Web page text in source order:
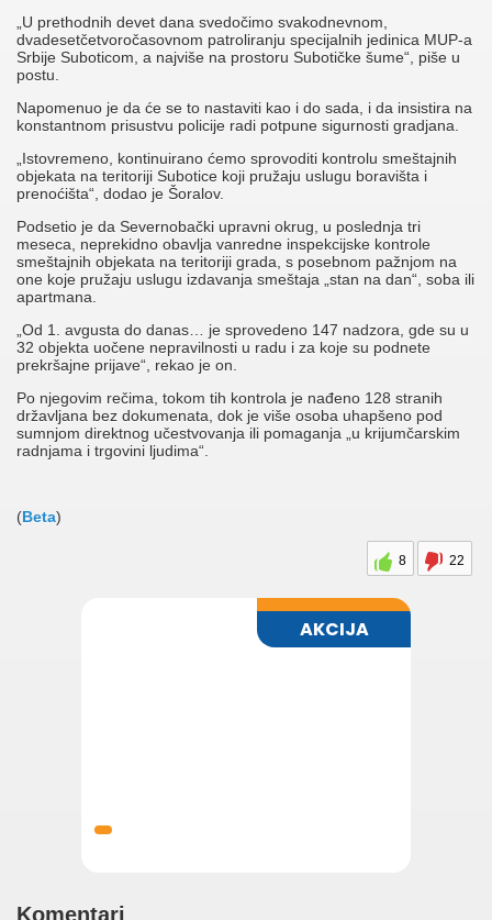
„U prethodnih devet dana svedočimo svakodnevnom,
dvadesetčetvoročasovnom patroliranju specijalnih jedinica MUP-a
Srbije Suboticom, a najviše na prostoru Subotičke šume“, piše u
postu.
Napomenuo je da će se to nastaviti kao i do sada, i da insistira na
konstantnom prisustvu policije radi potpune sigurnosti gradjana.
„Istovremeno, kontinuirano ćemo sprovoditi kontrolu smeštajnih
objekata na teritoriji Subotice koji pružaju uslugu boravišta i
prenoćišta“, dodao je Šoralov.
Podsetio je da Severnobački upravni okrug, u poslednja tri
meseca, neprekidno obavlja vanredne inspekcijske kontrole
smeštajnih objekata na teritoriji grada, s posebnom pažnjom na
one koje pružaju uslugu izdavanja smeštaja „stan na dan“, soba ili
apartmana.
„Od 1. avgusta do danas… je sprovedeno 147 nadzora, gde su u
32 objekta uočene nepravilnosti u radu i za koje su podnete
prekršajne prijave“, rekao je on.
Po njegovim rečima, tokom tih kontrola je nađeno 128 stranih
državljana bez dokumenata, dok je više osoba uhapšeno pod
sumnjom direktnog učestvovanja ili pomaganja „u krijumčarskim
radnjama i trgovini ljudima“.
(Beta)
8 22
Komentari